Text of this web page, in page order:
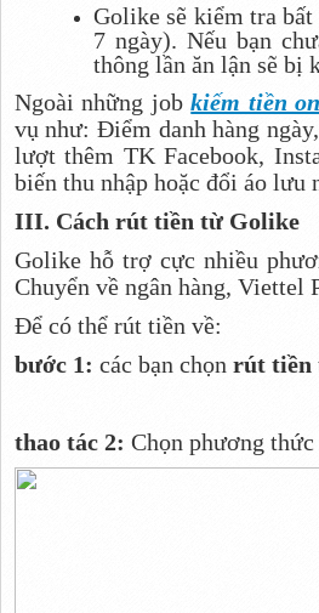
Golike sẽ kiểm tra
7 ngày). Nếu bạn
thông lần ăn lận sẽ bị
Ngoài những jobkiếm tiền
vụ như: Điểm danh hàng
lượt thêm TK Facebook,
biến thu nhập hoặc đổi áo lưu
III. Cách rút tiền từ Golike
Golike hỗ trợ cực nhiều
Chuyển về ngân hàng, Viettel
Để có thể rút tiền về:
bước 1: các bạn chọn rút tiền
thao tác 2: Chọn phương